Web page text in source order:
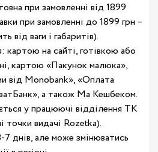
при замовленні від 1899
при замовленні до 1899 грн –
від ваги і габаритів).
картою на сайті, готівкою або
картою «Пакунок малюка»,
від Monobank», «Оплата
а також Ма Кешбеком.
у працюючі відділення ТК
точки видачі Rozetka).
днів, але може змінюватись